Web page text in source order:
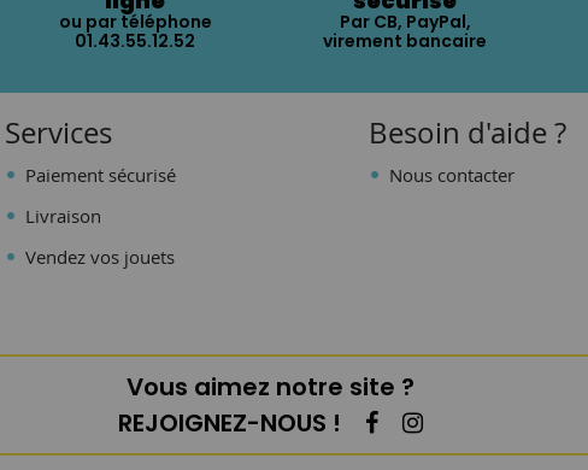
ou par téléphone
01.43.55.12.52
Par CB, PayPal,
virement bancaire
Services
Paiement sécurisé
Livraison
Vendez vos jouets
Besoin d'aide ?
Nous contacter
Vous aimez notre site ?
REJOIGNEZ-NOUS !